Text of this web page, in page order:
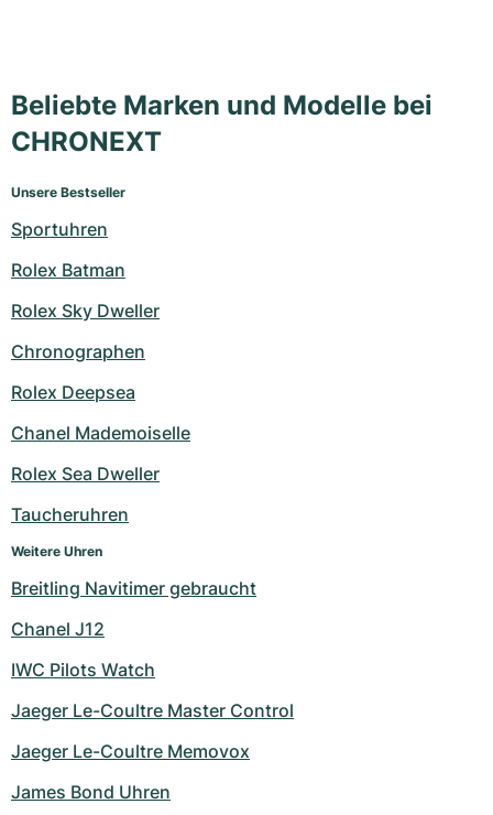
Beliebte Marken und Modelle bei
CHRONEXT
Unsere Bestseller
Sportuhren
Rolex Batman
Rolex Sky Dweller
Chronographen
Rolex Deepsea
Chanel Mademoiselle
Rolex Sea Dweller
Taucheruhren
Weitere Uhren
Breitling Navitimer gebraucht
Chanel J12
IWC Pilots Watch
Jaeger Le-Coultre Master Control
Jaeger Le-Coultre Memovox
James Bond Uhren